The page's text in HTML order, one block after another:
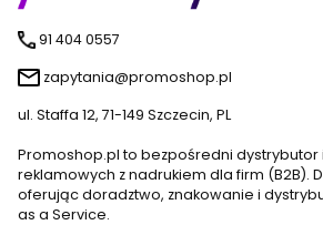
91 404 0557
zapytania@promoshop.pl
ul. Staffa 12, 71-149 Szczecin, PL
Promoshop.pl to bezpośredni
reklamowych z nadrukiem dla firm (B2B).
oferując doradztwo, znakowanie i
as a Service.